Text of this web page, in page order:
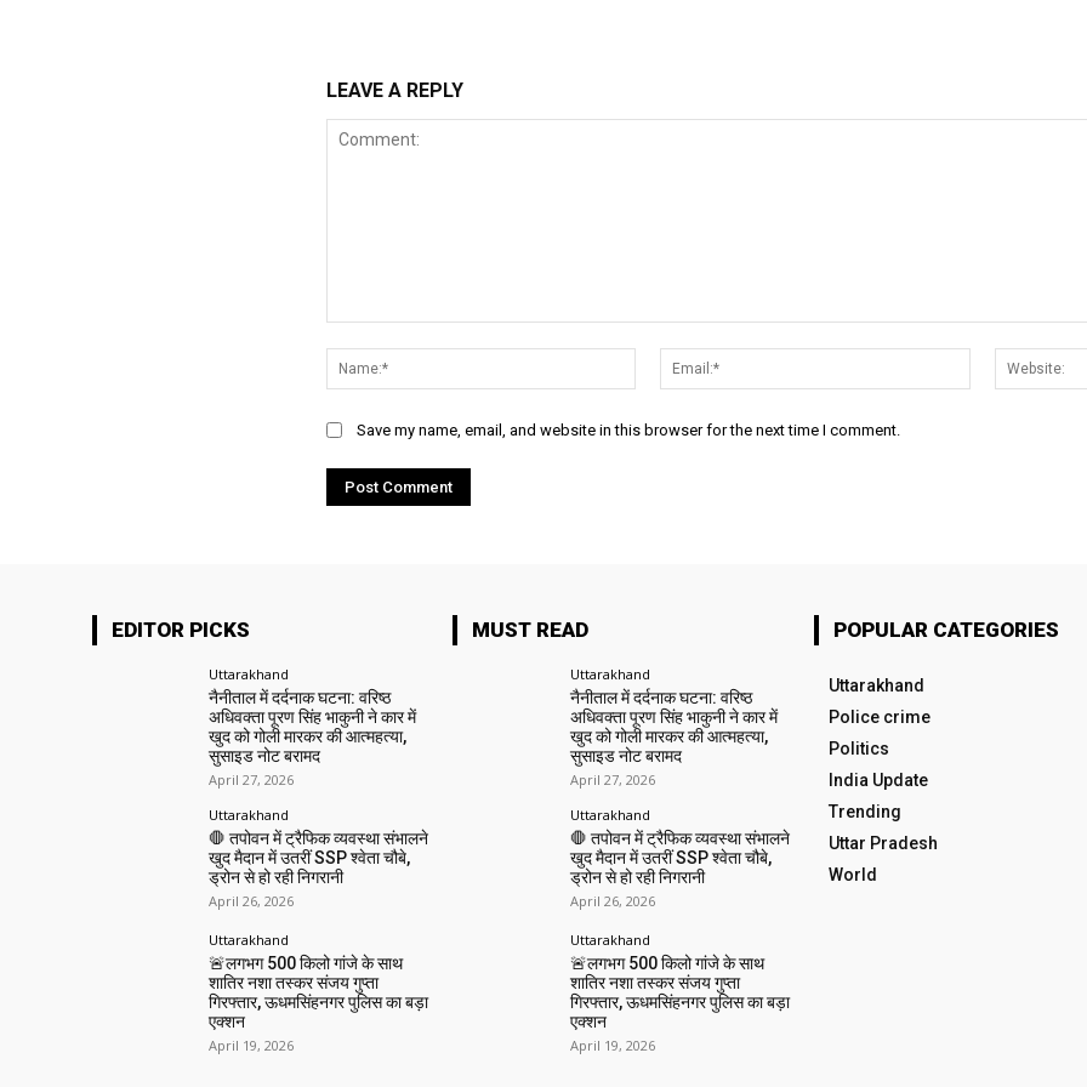
LEAVE A REPLY
Name:*
Email:*
Save my name, email, and website in this browser for the next time I comment.
EDITOR PICKS
Uttarakhand
नैनीताल में दर्दनाक घटना: वरिष्ठ
अधिवक्ता पूरण सिंह भाकुनी ने कार में
खुद को गोली मारकर की आत्महत्या,
सुसाइड नोट बरामद
April 27, 2026
Uttarakhand
🛑 तपोवन में ट्रैफिक व्यवस्था संभालने
खुद मैदान में उतरीं SSP श्वेता चौबे,
ड्रोन से हो रही निगरानी
April 26, 2026
Uttarakhand
🚨लगभग 500 किलो गांजे के साथ
शातिर नशा तस्कर संजय गुप्ता
गिरफ्तार, ऊधमसिंहनगर पुलिस का बड़ा
एक्शन
April 19, 2026
MUST READ
Uttarakhand
नैनीताल में दर्दनाक घटना: वरिष्ठ
अधिवक्ता पूरण सिंह भाकुनी ने कार में
खुद को गोली मारकर की आत्महत्या,
सुसाइड नोट बरामद
April 27, 2026
Uttarakhand
🛑 तपोवन में ट्रैफिक व्यवस्था संभालने
खुद मैदान में उतरीं SSP श्वेता चौबे,
ड्रोन से हो रही निगरानी
April 26, 2026
Uttarakhand
🚨लगभग 500 किलो गांजे के साथ
शातिर नशा तस्कर संजय गुप्ता
गिरफ्तार, ऊधमसिंहनगर पुलिस का बड़ा
एक्शन
April 19, 2026
POPULAR CATEGORIES
Uttarakhand
Police crime
Politics
India Update
Trending
Uttar Pradesh
World